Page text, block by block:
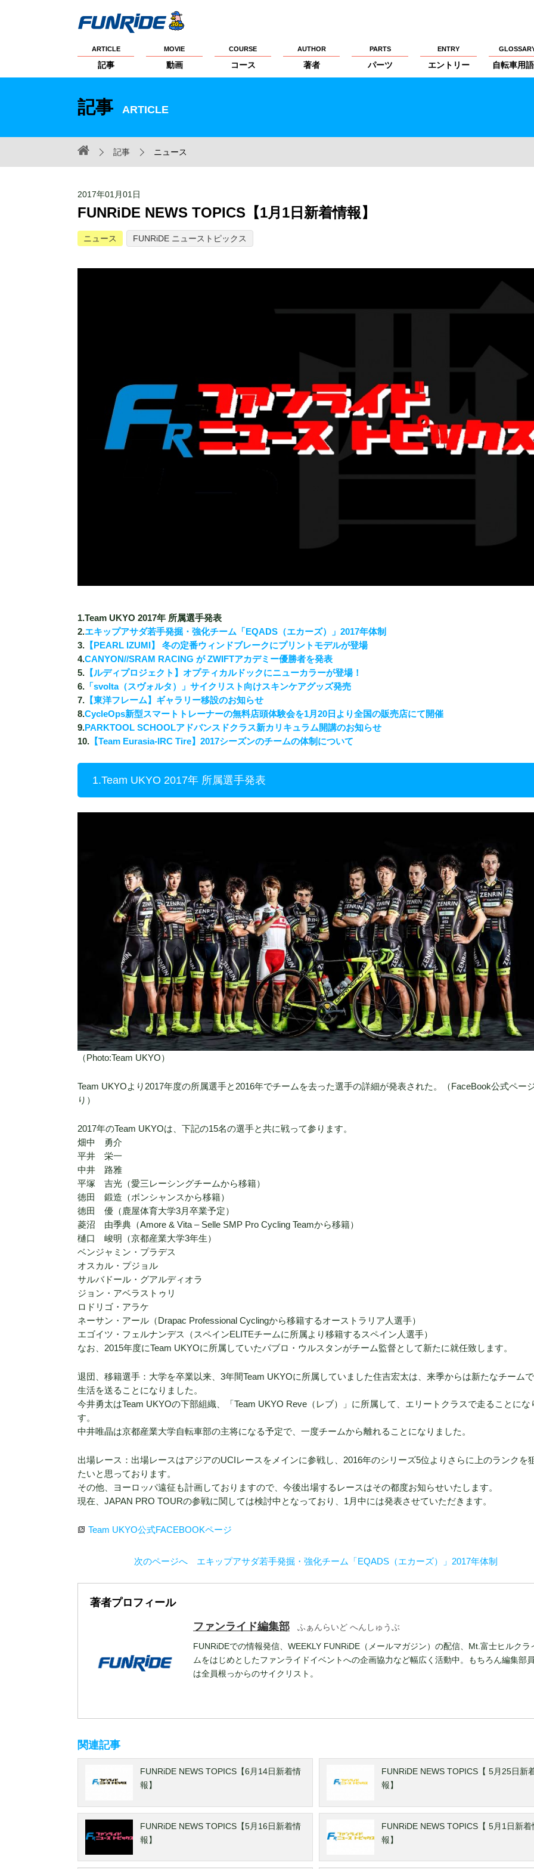
ARTICLE
記事
MOVIE
動画
COURSE
コース
AUTHOR
著者
PARTS
パーツ
ENTRY
エントリー 自転車用
記事 ARTICLE
記事 ニュース
2017年01月01日
FUNRiDE NEWS TOPICS【1月1日新着情報】
ニュース FUNRiDE ニューストピックス
1.Team UKYO 2017年 所属選手発表
2.エキップアサダ若手発掘・強化チーム「EQADS（エカーズ）」2017年体制
3. 【PEARL IZUMI】 冬の定番ウィンドブレークにプリントモデルが登場
4.CANYON//SRAM RACING が ZWIFTアカデミー優勝者を発表
5. 【ルディプロジェクト】オプティカルドックにニューカラーが登場！
6. 「svolta（スヴォルタ）」サイクリスト向けスキンケアグッズ発売
7. 【東洋フレーム】ギャラリー移設のお知らせ
8.CycleOps新型スマートトレーナーの無料店頭体験会を1月20日より全国の販売店にて開催
9.PARKTOOL SCHOOLアドバンスドクラス新カリキュラム開講のお知らせ
10. 【Team Eurasia-IRC Tire】 2017シーズンのチームの体制について
1.Team UKYO 2017年 所属選手発表
（Photo:Team UKYO）
Team UKYOより2017年度の所属選手と2016年でチームを去った選手の詳細が発表された。（FaceBook公式ペー
り）
2017年のTeam UKYOは、下記の15名の選手と共に戦って参ります。
畑中 勇介
平井 栄一
中井 路雅
平塚 吉光（愛三レーシングチームから移籍）
徳田 鍛造（ボンシャンスから移籍）
徳田 優（鹿屋体育大学3月卒業予定）
菱沼 由季典（Amore & Vita – Selle SMP Pro Cycling Teamから移籍）
樋口 峻明（京都産業大学3年生）
ベンジャミン・プラデス
オスカル・プジョル
サルバドール・グアルディオラ
ジョン・アベラストゥリ
ロドリゴ・アラケ
ネーサン・アール（Drapac Professional Cyclingから移籍するオーストラリア人選手）
エゴイツ・フェルナンデス（スペインELITEチームに所属より移籍するスペイン人選手）
なお、2015年度にTeam UKYOに所属していたパブロ・ウルスタンがチーム監督として新たに就任致します。
退団、移籍選手：大学を卒業以来、3年間Team UKYOに所属していました住吉宏太は、来季からは新たなチーム
生活を送ることになりました。
今井勇太はTeam UKYOの下部組織、「Team UKYO Reve（レブ）」に所属して、エリートクラスで走ることにな
す。
中井唯晶は京都産業大学自転車部の主将になる予定で、一度チームから離れることになりました。
出場レース：出場レースはアジアのUCIレースをメインに参戦し、2016年のシリーズ5位よりさらに上のランクを
たいと思っております。
その他、ヨーロッパ遠征も計画しておりますので、今後出場するレースはその都度お知らせいたします。
現在、JAPAN PRO TOURの参戦に関しては検討中となっており、1月中には発表させていただきます。
Team UKYO公式FACEBOOKページ
次のページへ エキップアサダ若手発掘・強化チーム「EQADS（エカーズ）」2017年体制
著者プロフィール
ファンライド編集部
ふぁんらいど へんしゅうぶ
FUNRiDEでの情報発信、WEEKLY FUNRiDE（メールマガジン）の配信、Mt.富士ヒルクラ
ムをはじめとしたファンライドイベントへの企画協力など幅広く活動中。もちろん編集部
は全員根っからのサイクリスト。
関連記事
FUNRiDE NEWS TOPICS【6月14日新着情
報】
FUNRiDE NEWS TOPICS【 5月25日新
報】
FUNRiDE NEWS TOPICS【5月16日新着情
報】
FUNRiDE NEWS TOPICS【 5月1日新着
報】